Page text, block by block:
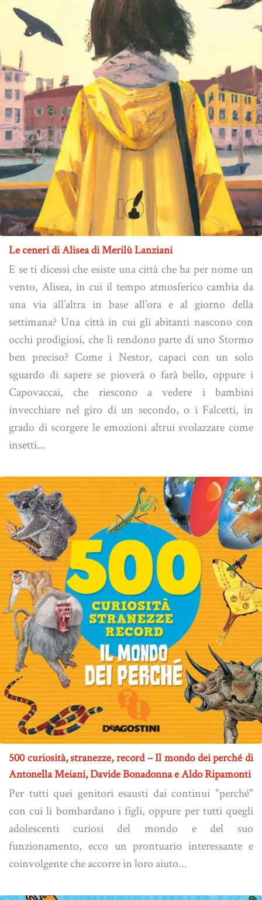
Le ceneri di Alisea di Merilù Lanziani
E se ti dicessi che esiste una città che ha per nome un
vento, Alisea, in cui il tempo atmosferico cambia da
una via all’altra in base all’ora e al giorno della
settimana? Una città in cui gli abitanti nascono con
occhi prodigiosi, che li rendono parte di uno Stormo
ben preciso? Come i Nestor, capaci con un solo
sguardo di sapere se pioverà o farà bello, oppure i
Capovaccai, che riescono a vedere i bambini
invecchiare nel giro di un secondo, o i Falcetti, in
grado di scorgere le emozioni altrui svolazzare come
insetti...
500 curiosità, stranezze, record – Il mondo dei perché di
Antonella Meiani, Davide Bonadonna e Aldo Ripamonti
Per tutti quei genitori esausti dai continui "perché"
con cui li bombardano i figli, oppure per tutti quegli
adolescenti curiosi del mondo e del suo
funzionamento, ecco un prontuario interessante e
coinvolgente che accorre in loro aiuto...